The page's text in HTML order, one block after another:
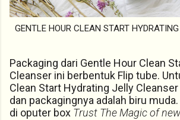
GENTLE HOUR CLEAN START
Packaging dari Gentle Hour Clean
Cleanser ini berbentuk Flip tube.
Clean Start Hydrating Jelly
dan packagingnya adalah biru
di oputer box Trust The Magic of